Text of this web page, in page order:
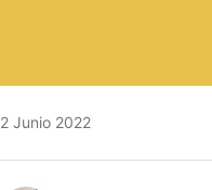
2 Junio 2022